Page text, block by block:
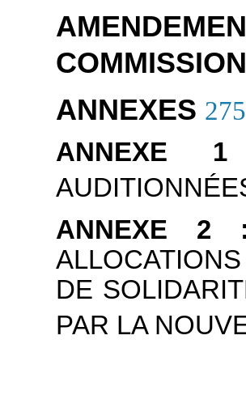
COMMISSION
ANNEXES 275
ANNEXE
DE
PAR LA